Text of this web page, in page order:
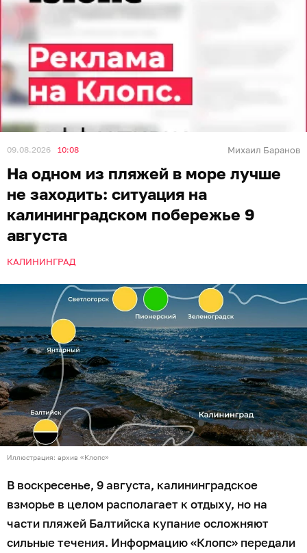
09.08.2026 10:08 Михаил Баранов
На одном из пляжей в море лучше
не заходить: ситуация на
калининградском побережье 9
августа
КАЛИНИНГРАД
Иллюстрация: архив «Клопс»
В воскресенье, 9 августа, калининградское
взморье в целом располагает к отдыху, но на
части пляжей Балтийска купание осложняют
сильные течения. Информацию «Клопс» передали